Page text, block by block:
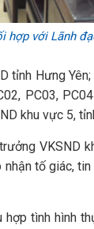
hợp với Lãnh
tỉnh Hưng
PC03,
khu vực 5,
VKSND
tố giác,
tình hình